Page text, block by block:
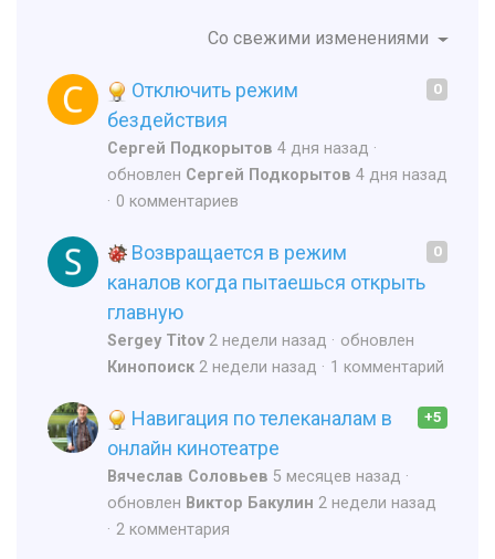
Со свежими изменениями
0
Отключить режим
бездействия
Сергей Подкорытов 4 дня назад
обновлен Сергей Подкорытов 4 дня назад
0 комментариев
0
Возвращается в режим
каналов когда пытаешься открыть
главную
Sergey Titov 2 недели назад
обновлен
Кинопоиск 2 недели назад 1 комментарий
+5
Навигация по телеканалам в
онлайн кинотеатре
Вячеслав Соловьев 5 месяцев назад
обновлен Виктор Бакулин 2 недели назад
2 комментария